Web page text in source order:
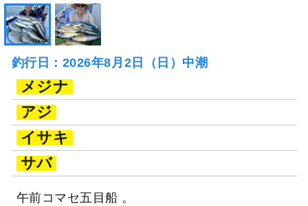
釣行日：2026年8月2日（日）中潮
メジナ
アジ
イサキ
サバ
午前コマセ五目船 。